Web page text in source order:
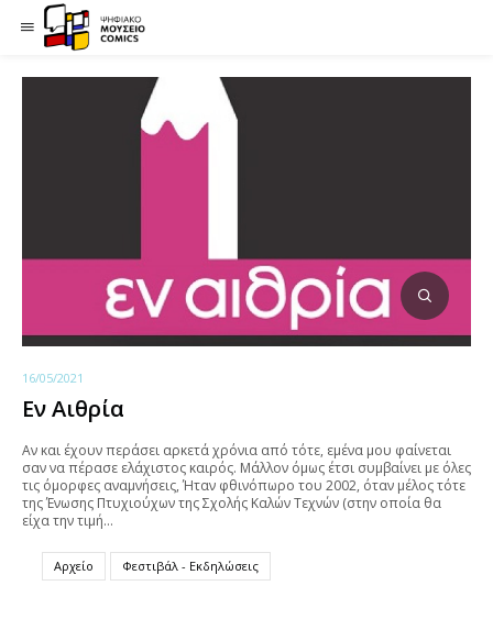
16/05/2021
Εν Αιθρία
Αν και έχουν περάσει αρκετά χρόνια από τότε, εμένα μου φαίνεται
σαν να πέρασε ελάχιστος καιρός. Μάλλον όμως έτσι συμβαίνει με όλες
τις όμορφες αναμνήσεις, Ήταν φθινόπωρο του 2002, όταν μέλος τότε
της Ένωσης Πτυχιούχων της Σχολής Καλών Τεχνών (στην οποία θα
είχα την τιμή…
Αρχείο Φεστιβάλ - Εκδηλώσεις